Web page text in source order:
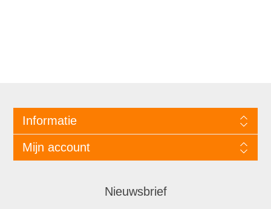
Informatie
Mijn account
Nieuwsbrief